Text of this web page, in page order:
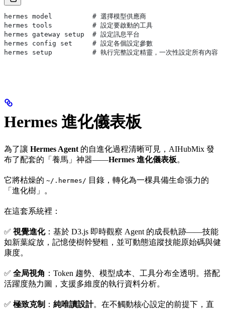
hermes model          # 選擇模型供應商
hermes tools          # 設定要啟動的工具
hermes gateway setup  # 設定訊息平台
hermes config set     # 設定各個設定參數
hermes setup          # 執行完整設定精靈，一次性設定所有內容
Hermes 進化儀表板
為了讓 Hermes Agent 的自進化過程清晰可見，AIHubMix 發
布了配套的「養馬」神器——Hermes 進化儀表板。
它將枯燥的 ~/.hermes/ 目錄，轉化為一棵具備生命張力的
「進化樹」。
在這套系統裡：
✅ 視覺進化：基於 D3.js 即時觀察 Agent 的成長軌跡——技能
如新葉綻放，記憶使樹幹變粗，並可動態追蹤技能原始碼與健
康度。
✅ 全局視角 ：Token 趨勢、模型成本、工具分布全透明。搭配
活躍度熱力圖，支援多維度的執行資料分析。
✅ 極致克制 ： 純唯讀設計。在不觸動核心設定的前提下，直